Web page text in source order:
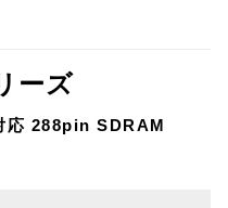
ーズ
応 288pin SDRAM